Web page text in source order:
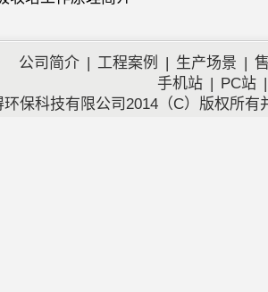
介绍公司简介 | 工程案例 | 生产场景 |
手机站 | PC站 |
保科技有限公司2014（C）版权所